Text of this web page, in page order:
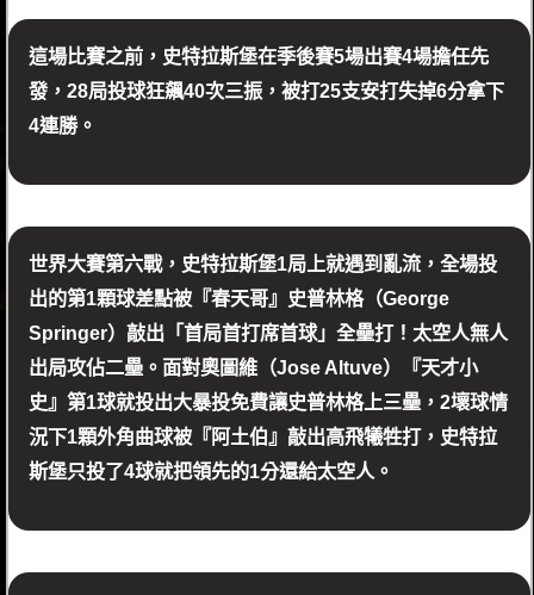
這場比賽之前，史特拉斯堡在季後賽5場出賽4場擔任先
發，28局投球狂飆40次三振，被打25支安打失掉6分拿下
4連勝。
世界大賽第六戰，史特拉斯堡1局上就遇到亂流，全場投
出的第1顆球差點被『春天哥』史普林格（George
Springer）敲出「首局首打席首球」全壘打！太空人無人
出局攻佔二壘。面對奧圖維（Jose Altuve）『天才小
史』第1球就投出大暴投免費讓史普林格上三壘，2壞球情
況下1顆外角曲球被『阿土伯』敲出高飛犧牲打，史特拉
斯堡只投了4球就把領先的1分還給太空人。